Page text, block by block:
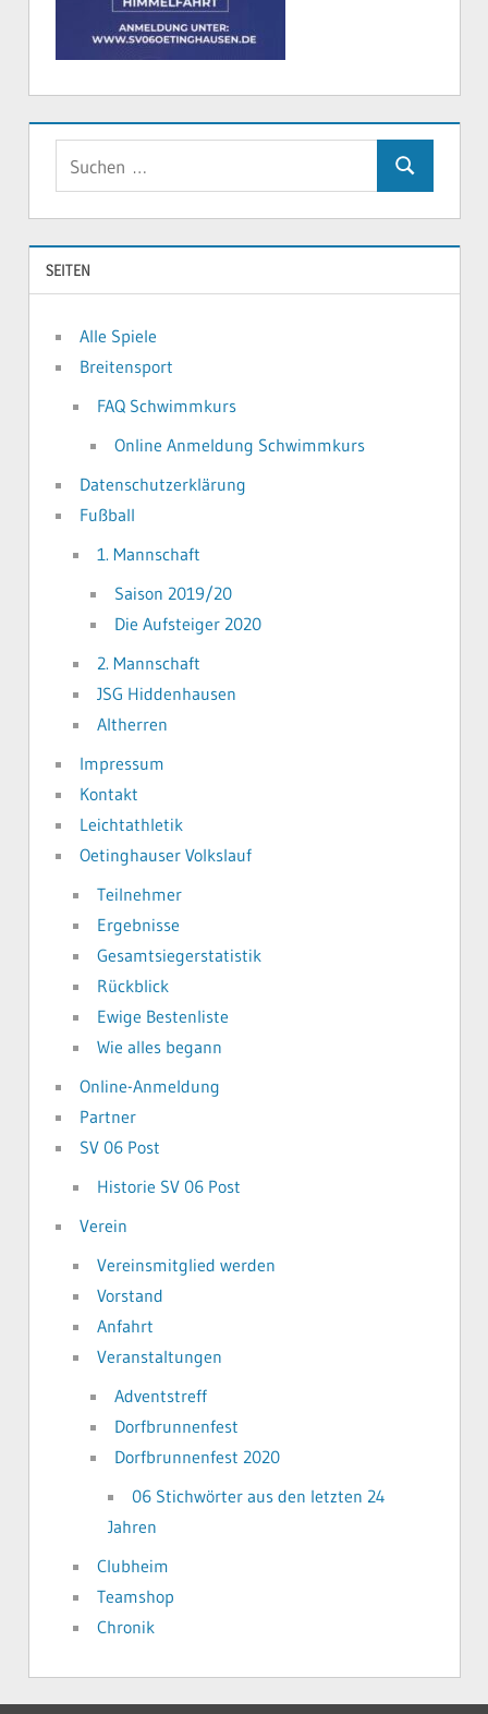
Suchen
SEITEN
Alle Spiele
Breitensport
FAQ Schwimmkurs
Online Anmeldung Schwimmkurs
Datenschutzerklärung
Fußball
1. Mannschaft
Saison 2019/20
Die Aufsteiger 2020
2. Mannschaft
JSG Hiddenhausen
Altherren
Impressum
Kontakt
Leichtathletik
Oetinghauser Volkslauf
Teilnehmer
Ergebnisse
Gesamtsiegerstatistik
Rückblick
Ewige Bestenliste
Wie alles begann
Online-Anmeldung
Partner
SV 06 Post
Historie SV 06 Post
Verein
Vereinsmitglied werden
Vorstand
Anfahrt
Veranstaltungen
Adventstreff
Dorfbrunnenfest
Dorfbrunnenfest 2020
06 Stichwörter aus den letzten 24
Jahren
Clubheim
Teamshop
Chronik